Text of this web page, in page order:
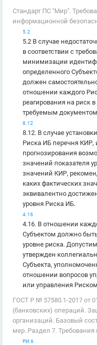
Стандарт ПС "Мир".
информационной
5.2
5.2 В случае
в соответствии с
минимизации
определенного
должен
отношении каждого
реагирования на риск
требуемым документом [
8.12
8.12. В случае
Риска ИБ перечня КИР,
прогнозирования
значений показателя
значений КИР,
каких фактических
эквивалентно
уровня Риска ИБ.
4.16
4.16. В отношении
Субъектом должно
уровне риска.
утвержден
Субъекта,
отношении вопросов
или управления
ГОСТ Р № 57580.1-2017 от
(банковских) операций.
организаций. Базовый
мер. Раздел 7.
РИ.6